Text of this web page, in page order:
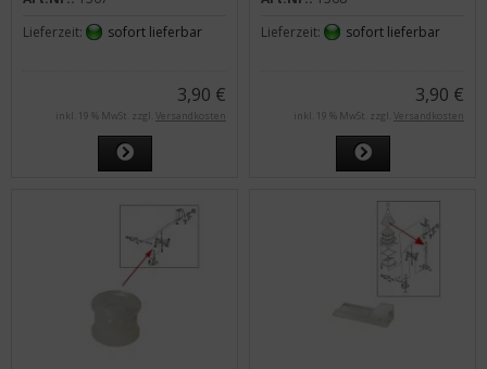
Lieferzeit:
sofort lieferbar
3,90 €
inkl. 19 % MwSt. zzgl. Versandkosten
Lieferzeit:
sofort lieferbar
3,90 €
inkl. 19 % MwSt. zzgl. Versandkosten